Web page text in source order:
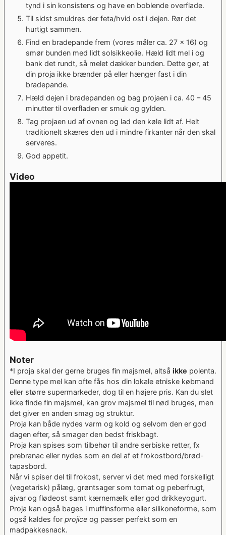
tynd i sin konsistens og have en boblende overflade.
Til sidst smuldres der feta/hvid ost i dejen. Rør det
hurtigt sammen.
Find en bradepande frem (vores måler ca. 27 x 16) og
smør bunden med lidt solsikkeolie. Hæld lidt mel i og
bank det rundt, så melet dækker bunden. Dette gør, at
din proja ikke brænder på eller hænger fast i din
bradepande.
Hæld dejen i bradepanden og bag projaen i ca. 40 – 45
minutter til overfladen er smuk og gylden.
Tag projaen ud af ovnen og lad den køle lidt af. Helt
traditionelt skæres den ud i mindre firkanter når den skal
serveres.
God appetit.
Video
Noter
*I proja skal der gerne bruges fin majsmel, altså ikke polenta.
Denne type mel kan ofte fås hos din lokale etniske købmand
eller større supermarkeder, dog til en højere pris. Kan du slet
ikke finde fin majsmel, kan grov majsmel til nød bruges, men
det giver en anden smag og struktur.
Proja kan både nydes varm og kold og selvom den er god
dagen efter, så smager den bedst friskbagt.
Proja kan spises som tilbehør til andre serbiske retter, fx
prebranac eller nydes som en del af et frokostbord/brød-
tapasbord.
Når vi spiser del til frokost, server vi det med med forskelligt
(vegetarisk) pålæg, grøntsager som tomat og peberfrugt,
ajvar og flødeost samt kærnemælk eller god drikkeyogurt.
Proja kan også bages i muffinsforme eller silikoneforme, som
også kaldes for projice og passer perfekt som en
madpakkesnack.